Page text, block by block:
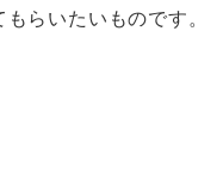
らいたいものです。